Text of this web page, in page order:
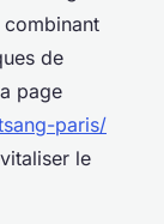
de
page
paris/
le